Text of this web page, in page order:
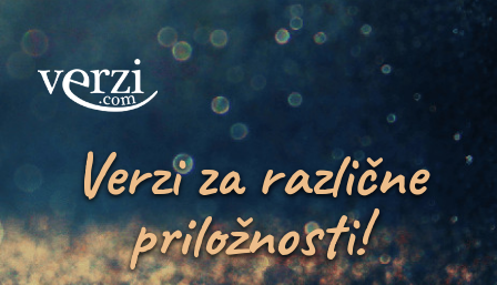
Verzi za različne
priložnosti!